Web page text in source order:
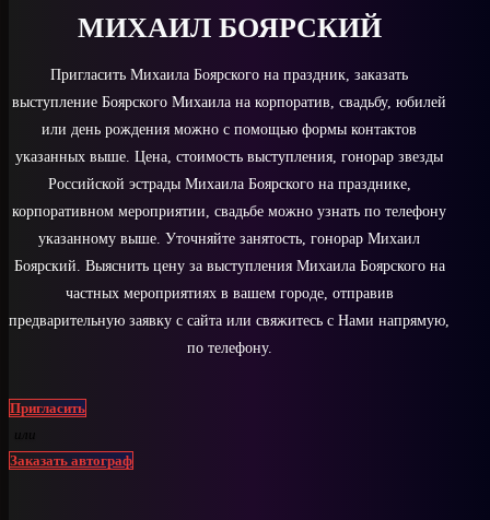
МИХАИЛ БОЯРСКИЙ
Пригласить Михаила Боярского на праздник, заказать
выступление Боярского Михаила на корпоратив, свадьбу, юбилей
или день рождения можно с помощью формы контактов
указанных выше. Цена, стоимость выступления, гонорар звезды
Российской эстрады Михаила Боярского на празднике,
корпоративном мероприятии, свадьбе можно узнать по телефону
указанному выше. Уточняйте занятость, гонорар Михаил
Боярский. Выяснить цену за выступления Михаила Боярского на
частных мероприятиях в вашем городе, отправив
предварительную заявку с сайта или свяжитесь с Нами напрямую,
по телефону.
Пригласить
или
Заказать автограф